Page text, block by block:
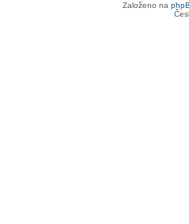
Založeno na